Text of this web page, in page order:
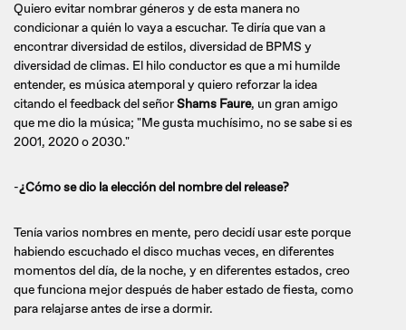
Quiero evitar nombrar géneros y de esta manera no
condicionar a quién lo vaya a escuchar. Te diría que van a
encontrar diversidad de estilos, diversidad de BPMS y
diversidad de climas. El hilo conductor es que a mi humilde
entender, es música atemporal y quiero reforzar la idea
citando el feedback del señorShams Faure, un gran amigo
que me dio la música; "Me gusta muchísimo, no se sabe si es
2001, 2020 o 2030."
-¿Cómo se dio la elección del nombre del release?
Tenía varios nombres en mente, pero decidí usar este porque
habiendo escuchado el disco muchas veces, en diferentes
momentos del día, de la noche, y en diferentes estados, creo
que funciona mejor después de haber estado de fiesta, como
para relajarse antes de irse a dormir.